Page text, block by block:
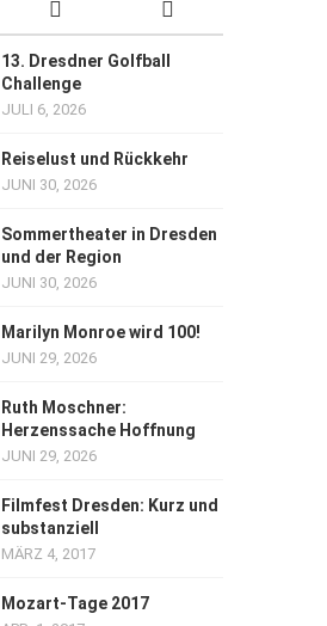
13. Dresdner Golfball
Challenge
JULI 6, 2026
Reiselust und Rückkehr
JUNI 30, 2026
Sommertheater in Dresden
und der Region
JUNI 30, 2026
Marilyn Monroe wird 100!
JUNI 29, 2026
Ruth Moschner:
Herzenssache Hoffnung
JUNI 29, 2026
Filmfest Dresden: Kurz und
substanziell
MÄRZ 4, 2017
Mozart-Tage 2017